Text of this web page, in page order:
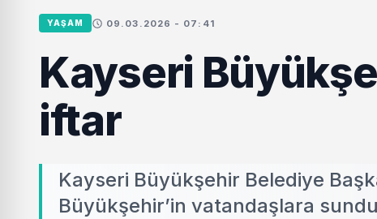
YAŞAM 09.03.2026 - 07:41
Kayseri
iftar
Kayseri Büyükşehir Belediye
Büyükşehir’in vatandaşlara